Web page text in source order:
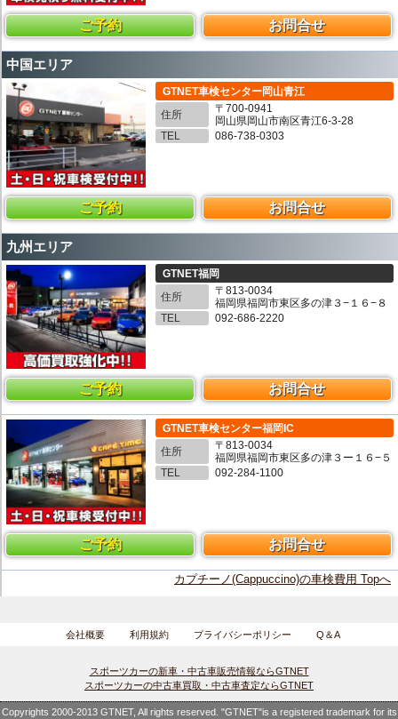
ご予約 お問合せ
中国エリア
GTNET車検センター岡山青江
住所
〒700-0941
岡山県岡山市南区青江6-3-28
TEL
086-738-0303
ご予約 お問合せ
九州エリア
GTNET福岡
住所
〒813-0034
福岡県福岡市東区多の津３−１６−８
TEL
092-686-2220
ご予約 お問合せ
GTNET車検センター福岡IC
住所
〒813-0034
福岡県福岡市東区多の津３ー１６−５
TEL
092-284-1100
ご予約 お問合せ
カプチーノ(Cappuccino)の車検費用 Topへ
会社概要 利用規約 プライバシーポリシー Q＆A
スポーツカーの新車・中古車販売情報ならGTNET
スポーツカーの中古車買取・中古車査定ならGTNET
Copyrights 2000-2013 GTNET, All rights reserved. "GTNET"is a registered trademark for its